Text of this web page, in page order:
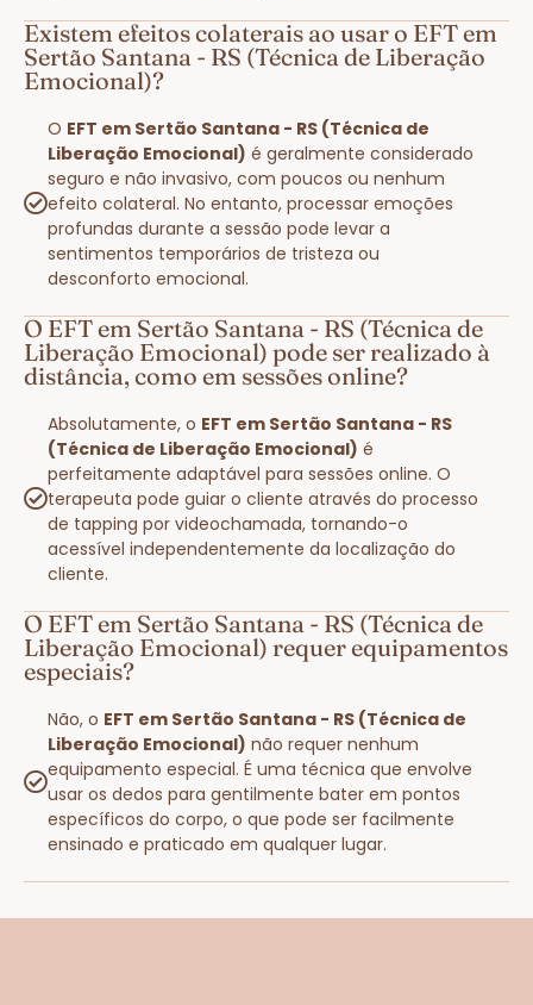
Existem efeitos colaterais ao usar o EFT em
Sertão Santana - RS (Técnica de Liberação
Emocional)?
O EFT em Sertão Santana - RS (Técnica de
Liberação Emocional) é geralmente considerado
seguro e não invasivo, com poucos ou nenhum
efeito colateral. No entanto, processar emoções
profundas durante a sessão pode levar a
sentimentos temporários de tristeza ou
desconforto emocional.
O EFT em Sertão Santana - RS (Técnica de
Liberação Emocional) pode ser realizado à
distância, como em sessões online?
Absolutamente, o EFT em Sertão Santana - RS
(Técnica de Liberação Emocional) é
perfeitamente adaptável para sessões online. O
terapeuta pode guiar o cliente através do processo
de tapping por videochamada, tornando-o
acessível independentemente da localização do
cliente.
O EFT em Sertão Santana - RS (Técnica de
Liberação Emocional) requer equipamentos
especiais?
Não, o EFT em Sertão Santana - RS (Técnica de
Liberação Emocional) não requer nenhum
equipamento especial. É uma técnica que envolve
usar os dedos para gentilmente bater em pontos
específicos do corpo, o que pode ser facilmente
ensinado e praticado em qualquer lugar.